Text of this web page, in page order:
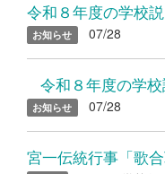
お知らせ 07/28
お知らせ 07/28
宮一伝統行事「歌